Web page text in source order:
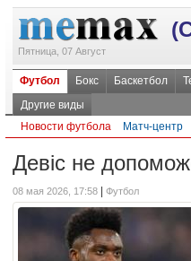
Пятница, 07 Август
Футбол Бокс Баскетбол
Другие виды
Новости футбола
Матч-центр
Девіс не
08 мая 2026, 17:58 Футбол